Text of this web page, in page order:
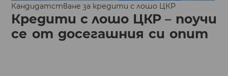
Кандидатстване за кредити с лошо ЦКР
Кредити с лошо ЦКР – поучи
се от досегашния си опит